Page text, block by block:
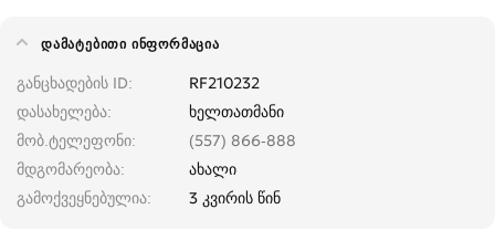
ᲓᲐᲛᲐᲢᲔᲑᲘᲗᲘ ᲘᲜᲤᲝᲠᲛᲐᲪᲘᲐ
განცხადების ID
RF210232
დასახელება
ხელთათმანი
მობ.ტელეფონი
(557) 866-888
მდგომარეობა
ახალი
გამოქვეყნებულია
3 კვირის წინ